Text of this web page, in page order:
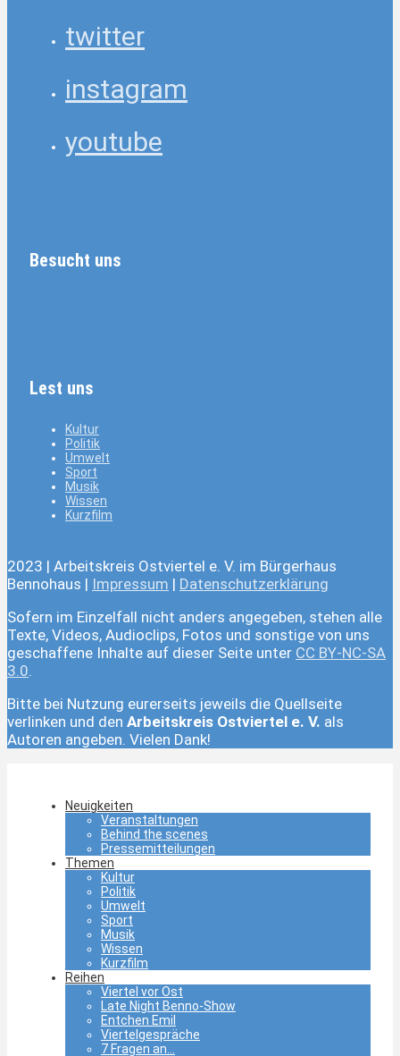
twitter
instagram
youtube
Besucht uns
Lest uns
Kultur
Politik
Umwelt
Sport
Musik
Wissen
Kurzfilm
2023 | Arbeitskreis Ostviertel e. V. im Bürgerhaus
Bennohaus | Impressum | Datenschutzerklärung
Sofern im Einzelfall nicht anders angegeben, stehen alle
Texte, Videos, Audioclips, Fotos und sonstige von uns
geschaffene Inhalte auf dieser Seite unter CC BY-NC-SA
3.0.
Bitte bei Nutzung eurerseits jeweils die Quellseite
verlinken und den Arbeitskreis Ostviertel e. V. als
Autoren angeben. Vielen Dank!
Neuigkeiten
Veranstaltungen
Behind the scenes
Pressemitteilungen
Themen
Kultur
Politik
Umwelt
Sport
Musik
Wissen
Kurzfilm
Reihen
Viertel vor Ost
Late Night Benno-Show
Entchen Emil
Viertelgespräche
7 Fragen an…